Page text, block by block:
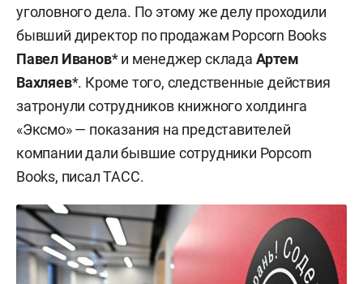
уголовного дела. По этому же делу проходили
бывший директор по продажам Popcorn Books
Павел Иванов* и менеджер склада Артем
Вахляев*. Кроме того, следственные действия
затронули сотрудников книжного холдинга
«Эксмо» — показания на представителей
компании дали бывшие сотрудники Popcorn
Books, писал ТАСС.